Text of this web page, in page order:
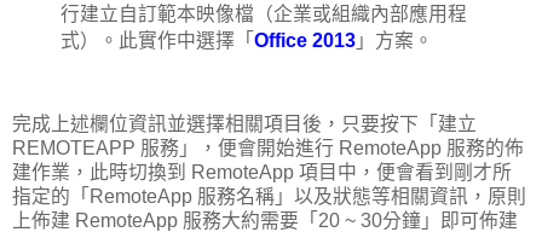
行建立自訂範本映像檔（企業或組織內部應用程
式）。此實作中選擇「 Office 2013」方案。
完成上述欄位資訊並選擇相關項目後，只要按下「建立
REMOTEAPP 服務」，便會開始進行 RemoteApp 服務的佈
建作業，此時切換到 RemoteApp 項目中，便會看到剛才所
指定的「RemoteApp 服務名稱」以及狀態等相關資訊，原則
上佈建 RemoteApp 服務大約需要「20 ~ 30分鐘」即可佈建